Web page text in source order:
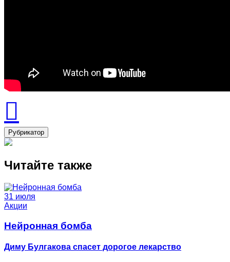
Рубрикатор
Читайте также
31 июля
Акции
Нейронная бомба
Диму Булгакова спасет дорогое лекарство